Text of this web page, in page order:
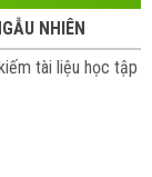
NHIÊN
tài liệu học tập